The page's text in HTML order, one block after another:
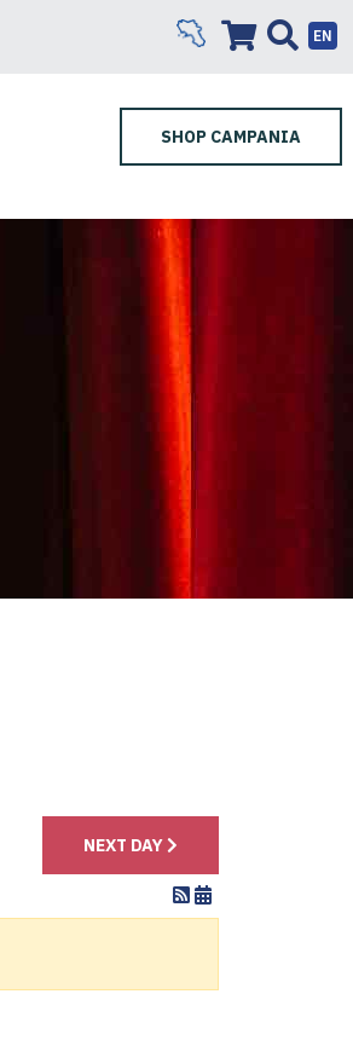
EN
SHOP CAMPANIA
NEXT DAY